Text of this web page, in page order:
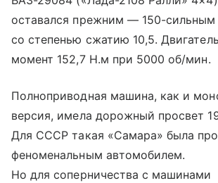
оставался прежним — 150-сильным
со степенью сжатию 10,5.
момент 152,7 Н.м при 5000 об/мин.
Полноприводная машина, как и
версия, имела дорожный просвет
Для СССР такая «Самара» была
феноменальным автомобилем.
Но для соперничества с машинами